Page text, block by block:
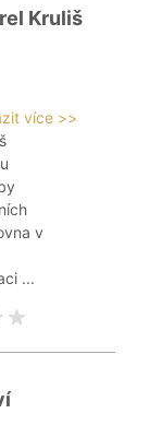
Kruliš
více >>
v
...